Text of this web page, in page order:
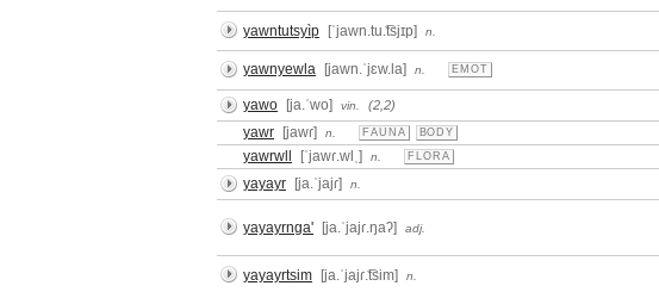
yawntutsyìp
[ˈjawn.tu.͡tsjɪp] n.
yawnyewla
[jawn.ˈjɛw.la] n. EMOT
yawo
[ja.ˈwo] vin. (2,2)
yawr
[jawɾ] n. FAUNA BODY
yawrwll
[ˈjawɾ.wlˌ] n. FLORA
yayayr
[ja.ˈjajɾ] n.
yayayrnga' [ja.ˈjajɾ.ŋaʔ] adj.
yayayrtsim
[ja.ˈjajɾ.͡tsim] n.